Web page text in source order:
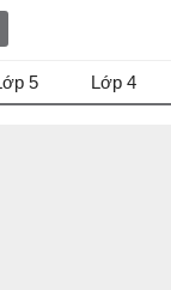
5 Lớp 4